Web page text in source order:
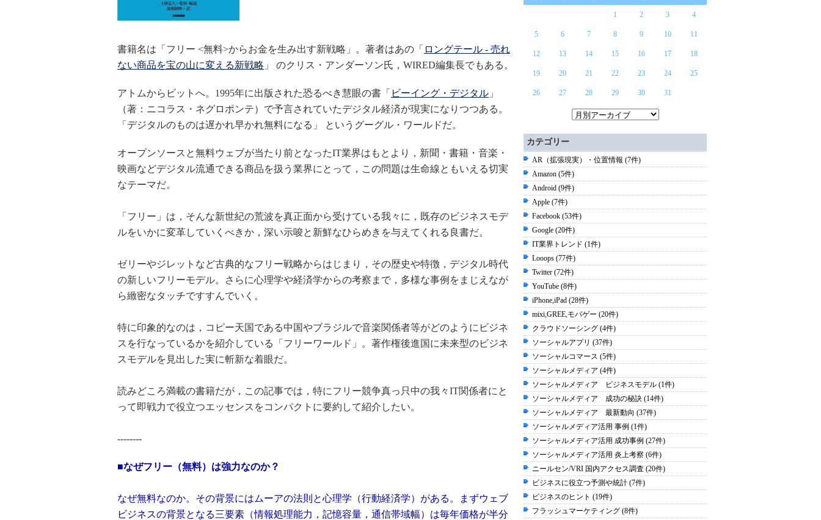
書籍名は「フリー <無料>からお金を生み出す新戦略」。著者はあの「 ロングテール - 売れ
ない商品を宝の山に変える新戦略 」 のクリス・アンダーソン氏，WIRED編集長でもある。
アトムからビットへ。1995年に出版された恐るべき慧眼の書「 ビーイング・デジタル 」
（著：ニコラス・ネグロポンテ）で予言されていたデジタル経済が現実になりつつある。
「デジタルのものは遅かれ早かれ無料になる」 というグーグル・ワールドだ。
オープンソースと無料ウェブが当たり前となったIT業界はもとより，新聞・書籍・音楽・
映画などデジタル流通できる商品を扱う業界にとって，この問題は生命線ともいえる切実
なテーマだ。
「フリー」は，そんな新世紀の荒波を真正面から受けている我々に，既存のビジネスモデ
ルをいかに変革していくべきか，深い示唆と新鮮なひらめきを与えてくれる良書だ。
ゼリーやジレットなど古典的なフリー戦略からはじまり，その歴史や特徴，デジタル時代
の新しいフリーモデル。さらに心理学や経済学からの考察まで，多様な事例をまじえなが
ら緻密なタッチですすんでいく。
特に印象的なのは，コピー天国である中国やブラジルで音楽関係者等がどのようにビジネ
スを行なっているかを紹介している「フリーワールド」。著作権後進国に未来型のビジネ
スモデルを見出した実に斬新な着眼だ。
読みどころ満載の書籍だが，この記事では，特にフリー競争真っ只中の我々IT関係者にと
って即戦力で役立つエッセンスをコンパクトに要約して紹介したい。
--------
■なぜフリー（無料）は強力なのか？
なぜ無料なのか。その背景にはムーアの法則と心理学（行動経済学）がある。まずウェブ
ビジネスの背景となる三要素（情報処理能力，記憶容量，通信帯域幅）は毎年価格が半分
1 2 3 4
5 6 7 8 9 10 11
12 13 14 15 16 17 18
19 20 21 22 23 24 25
26 27 28 29 30 31
カテゴリー
AR（拡張現実）・位置情報 (7件)
Amazon (5件)
Android (9件)
Apple (7件)
Facebook (53件)
Google (20件)
IT業界トレンド (1件)
Looops (77件)
Twitter (72件)
YouTube (8件)
iPhone,iPad (28件)
mixi,GREE,モバゲー (20件)
クラウドソーシング (4件)
ソーシャルアプリ (37件)
ソーシャルコマース (5件)
ソーシャルメディア (4件)
ソーシャルメディア ビジネスモデル (1件)
ソーシャルメディア 成功の秘訣 (14件)
ソーシャルメディア 最新動向 (37件)
ソーシャルメディア活用 事例 (1件)
ソーシャルメディア活用 成功事例 (27件)
ソーシャルメディア活用 炎上考察 (6件)
ニールセン/VRI 国内アクセス調査 (20件)
ビジネスに役立つ予測や統計 (7件)
ビジネスのヒント (19件)
フラッシュマーケティング (8件)